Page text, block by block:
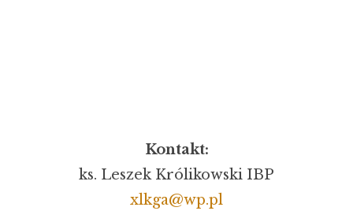
Kontakt:
ks. Leszek Królikowski IBP
xlkga@wp.pl